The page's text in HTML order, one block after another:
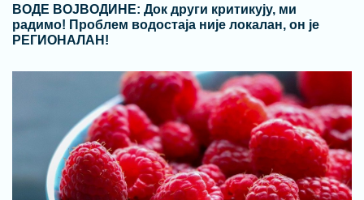
ВОДЕ ВОЈВОДИНЕ: Док други критикују, ми
радимо! Проблем водостаја није локалан, он је
РЕГИОНАЛАН!